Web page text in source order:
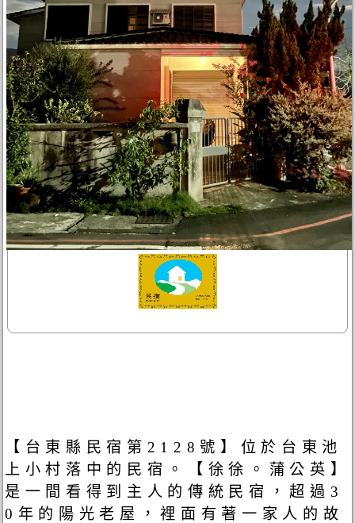
【台東縣民宿第2128號】位於台東池
上小村落中的民宿。【徐徐。蒲公英】
是一間看得到主人的傳統民宿，超過3
0年的陽光老屋，裡面有著一家人的故